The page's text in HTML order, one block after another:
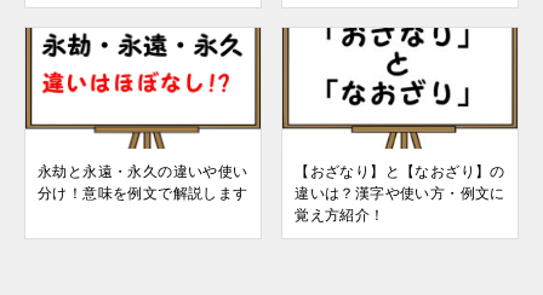
永劫と永遠・永久の違いや使い
分け！意味を例文で解説します
【おざなり】と【なおざり】の
違いは？漢字や使い方・例文に
覚え方紹介！